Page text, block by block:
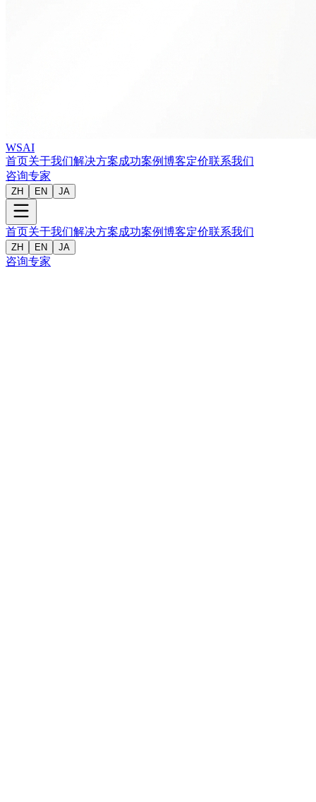
WSAI
首页关于我们解决方案成功案例博客定价联系我们
咨询专家
ZH EN JA
首页关于我们解决方案成功案例博客定价联系我们
ZH EN JA
咨询专家